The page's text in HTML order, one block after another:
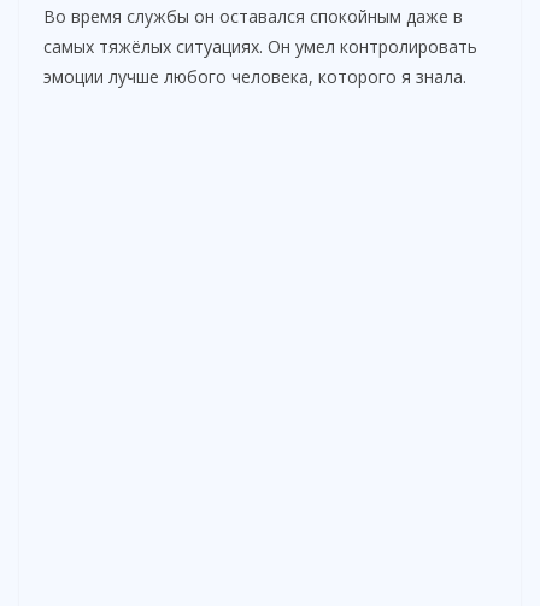
Во время службы он оставался спокойным даже в
самых тяжёлых ситуациях. Он умел контролировать
эмоции лучше любого человека, которого я знала.